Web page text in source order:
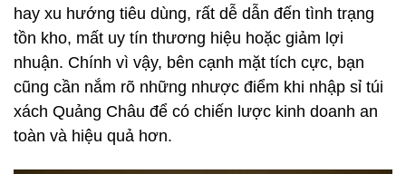
hay xu hướng tiêu dùng, rất dễ dẫn đến tình trạng
tồn kho, mất uy tín thương hiệu hoặc giảm lợi
nhuận. Chính vì vậy, bên cạnh mặt tích cực, bạn
cũng cần nắm rõ những nhược điểm khi nhập sỉ túi
xách Quảng Châu để có chiến lược kinh doanh an
toàn và hiệu quả hơn.